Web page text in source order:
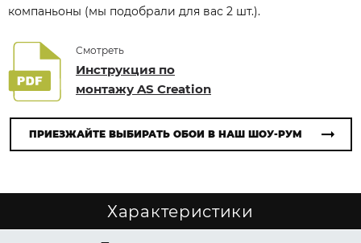
компаньоны (мы подобрали для вас 2 шт.).
Смотреть
Инструкция по
монтажу AS Creation
ПРИЕЗЖАЙТЕ ВЫБИРАТЬ ОБОИ В НАШ ШОУ-РУМ
Характеристики